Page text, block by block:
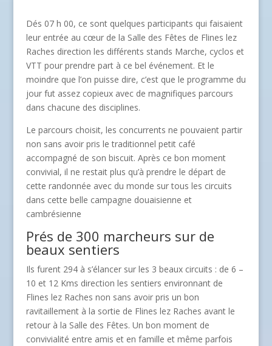
Dés 07 h 00, ce sont quelques participants qui faisaient
leur entrée au cœur de la Salle des Fêtes de Flines lez
Raches direction les différents stands Marche, cyclos et
VTT pour prendre part à ce bel événement. Et le
moindre que l’on puisse dire, c’est que le programme du
jour fut assez copieux avec de magnifiques parcours
dans chacune des disciplines.
Le parcours choisit, les concurrents ne pouvaient partir
non sans avoir pris le traditionnel petit café
accompagné de son biscuit. Après ce bon moment
convivial, il ne restait plus qu’à prendre le départ de
cette randonnée avec du monde sur tous les circuits
dans cette belle campagne douaisienne et
cambrésienne
Prés de 300 marcheurs sur de
beaux sentiers
Ils furent 294 à s’élancer sur les 3 beaux circuits : de 6 –
10 et 12 Kms direction les sentiers environnant de
Flines lez Raches non sans avoir pris un bon
ravitaillement à la sortie de Flines lez Raches avant le
retour à la Salle des Fêtes. Un bon moment de
convivialité entre amis et en famille et même parfois